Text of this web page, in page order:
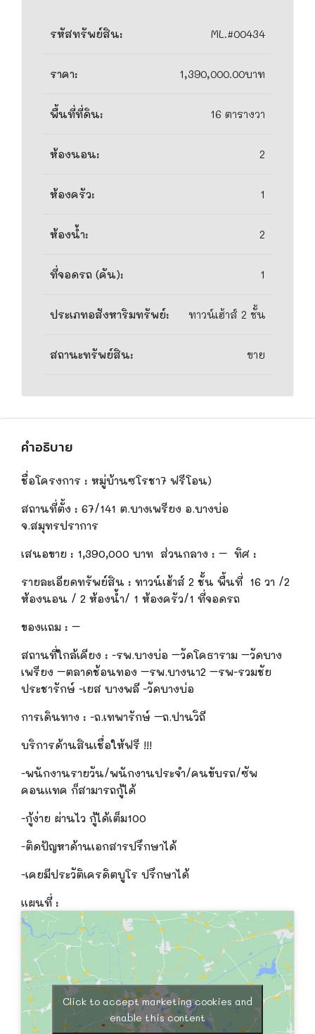
รหัสทรัพย์สิน: ML.#00434
ราคา: 1,390,000.00บาท
พื้นที่ที่ดิน: 16 ตารางวา
ห้องนอน: 2
ห้องครัว: 1
ห้องน้ำ: 2
ที่จอดรถ (คัน): 1
ประเภทอสังหาริมทรัพย์: ทาวน์เฮ้าส์ 2 ชั้น
สถานะทรัพย์สิน: ขาย
คำอธิบาย
ชื่อโครงการ : หมู่บ้านซโรชา7 ฟรีโอน)
สถานที่ตั้ง : 67/141 ต.บางเพรียง อ.บางบ่อ
จ.สมุทรปราการ
เสนอขาย : 1,390,000 บาท ส่วนกลาง : – ทิศ :
รายละเอียดทรัพย์สิน : ทาวน์เฮ้าส์ 2 ชั้น พื้นที่ 16 วา /2
ห้องนอน / 2 ห้องน้ำ/ 1 ห้องครัว/1 ที่จอดรถ
ของแถม : –
สถานที่ใกล้เคียง : -รพ.บางบ่อ –วัดโคธาราม –วัดบาง
เพรียง –ตลาดช้อนทอง –รพ.บางนา2 –รพ-รวมชัย
ประชารักษ์ -เยส บางพลี -วัดบางบ่อ
การเดินทาง : -ถ.เทพารักษ์ –ถ.ปานวิถี
บริการด้านสินเชื่อให้ฟรี !!!
-พนักงานรายวัน/พนักงานประจำ/คนขับรถ/ซัพ
คอนแทค ก็สามารถกู้ได้
-กู้ง่าย ผ่านไว กู้ได้เต็ม100
-ติดปัญหาด้านเอกสารปรึกษาได้
-เคยมีประวัติเครดิตบูโร ปรึกษาได้
แผนที่ :
Click to accept marketing cookies and
enable this content